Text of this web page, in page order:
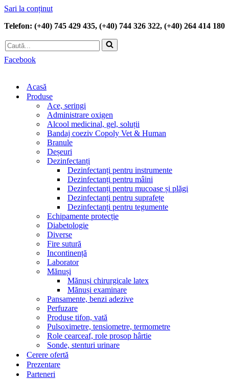
Sari la conținut
Telefon: (+40) 745 429 435, (+40) 744 326 322, (+40) 264 414 180
Caută...
Facebook
Acasă
Produse
Ace, seringi
Administrare oxigen
Alcool medicinal, gel, soluții
Bandaj coeziv Copoly Vet & Human
Branule
Deșeuri
Dezinfectanți
Dezinfectanți pentru instrumente
Dezinfectanți pentru mâini
Dezinfectanți pentru mucoase și plăgi
Dezinfectanți pentru suprafețe
Dezinfectanți pentru tegumente
Echipamente protecție
Diabetologie
Diverse
Fire sutură
Incontinență
Laborator
Mănuși
Mănuși chirurgicale latex
Mănuși examinare
Pansamente, benzi adezive
Perfuzare
Produse tifon, vată
Pulsoximetre, tensiometre, termometre
Role cearceaf, role prosop hârtie
Sonde, stenturi urinare
Cerere ofertă
Prezentare
Parteneri